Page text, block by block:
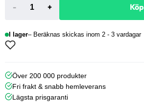
- + Köp
I lager Beräknas skickas inom 2 - 3 vardagar
Över 200 000 produkter
Fri frakt & snabb hemleverans
Lägsta prisgaranti